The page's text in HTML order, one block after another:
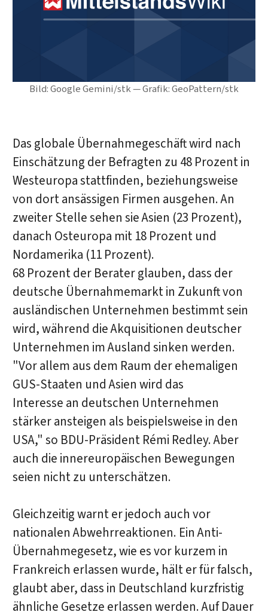
Bild: Google Gemini/stk — Grafik: GeoPattern/stk
Das globale Übernahmegeschäft wird nach
Einschätzung der Befragten zu 48 Prozent in
Westeuropa stattfinden, beziehungsweise
von dort ansässigen Firmen ausgehen. An
zweiter Stelle sehen sie Asien (23 Prozent),
danach Osteuropa mit 18 Prozent und
Nordamerika (11 Prozent).
68 Prozent der Berater glauben, dass der
deutsche Übernahmemarkt in Zukunft von
ausländischen Unternehmen bestimmt sein
wird, während die Akquisitionen deutscher
Unternehmen im Ausland sinken werden.
"Vor allem aus dem Raum der ehemaligen
GUS-Staaten und Asien wird das
Interesse an deutschen Unternehmen
stärker ansteigen als beispielsweise in den
USA," so BDU-Präsident Rémi Redley. Aber
auch die innereuropäischen Bewegungen
seien nicht zu unterschätzen.
Gleichzeitig warnt er jedoch auch vor
nationalen Abwehrreaktionen. Ein Anti-
Übernahmegesetz, wie es vor kurzem in
Frankreich erlassen wurde, hält er für falsch,
glaubt aber, dass in Deutschland kurzfristig
ähnliche Gesetze erlassen werden. Auf Dauer